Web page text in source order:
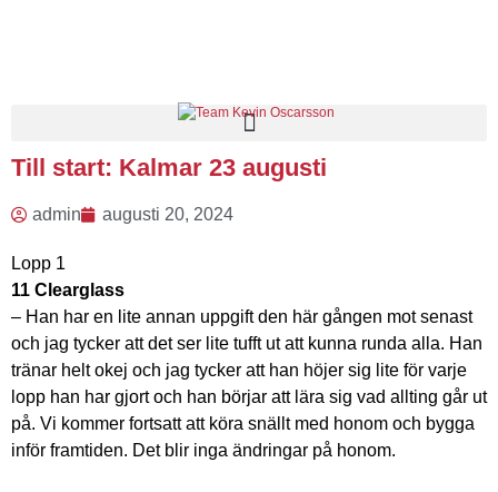
Till start: Kalmar 23 augusti
admin augusti 20, 2024
Lopp 1
11 Clearglass
– Han har en lite annan uppgift den här gången mot senast
och jag tycker att det ser lite tufft ut att kunna runda alla. Han
tränar helt okej och jag tycker att han höjer sig lite för varje
lopp han har gjort och han börjar att lära sig vad allting går ut
på. Vi kommer fortsatt att köra snällt med honom och bygga
inför framtiden. Det blir inga ändringar på honom.